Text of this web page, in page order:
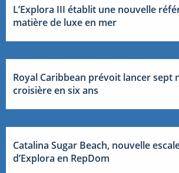
L’Explora III établit une nouvelle
matière de luxe en mer
Royal Caribbean prévoit lancer sept
croisière en six ans
Catalina Sugar Beach, nouvelle
d’Explora en RepDom